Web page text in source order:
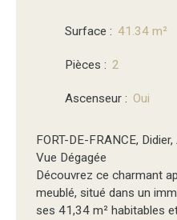
Surface : 41.34 m²
Pièces : 2
Ascenseur : Oui
FORT-DE-FRANCE,
Vue Dégagée
Découvrez ce charmant
meublé, situé dans un
ses 41,34 m² habitables